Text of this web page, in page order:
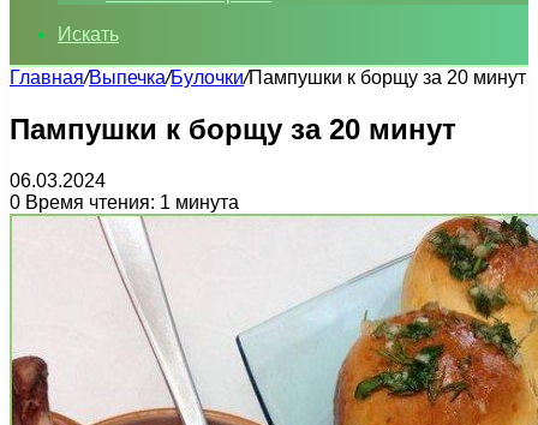
Искать
Главная/Выпечка/Булочки/Пампушки к борщу за 20 минут
Пампушки к борщу за 20 минут
06.03.2024
0 Время чтения: 1 минута